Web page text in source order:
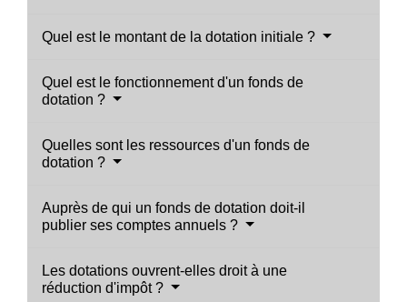
Quel est le montant de la dotation initiale ?
Quel est le fonctionnement d'un fonds de
dotation ?
Quelles sont les ressources d'un fonds de
dotation ?
Auprès de qui un fonds de dotation doit-il
publier ses comptes annuels ?
Les dotations ouvrent-elles droit à une
réduction d'impôt ?